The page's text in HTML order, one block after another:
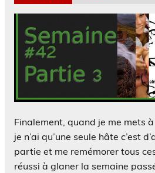
Finalement, quand je me mets
je n’ai qu’une seule hâte c’est
partie et me remémorer tous
réussi à glaner la semaine